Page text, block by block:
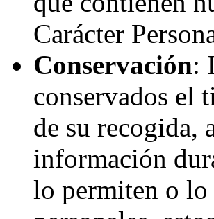
Carácter
Conservación:
conservados el
de su recogida,
información
lo permiten o lo